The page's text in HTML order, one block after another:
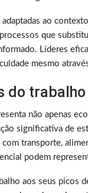
ao
que
Líderes
mesmo
do
não apenas
significativa de
transporte,
podem
aos seus picos